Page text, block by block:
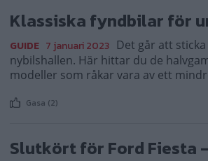
Klassiska fyndbilar för
GUIDE 7 januari 2023 Det går att
nybilshallen. Här hittar du de
modeller som råkar vara av ett
Gasa (2)
Slutkört för Ford Fiesta